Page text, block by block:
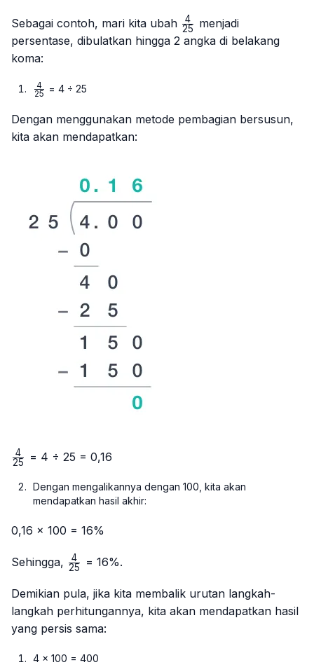
Sebagai contoh, mari kita ubah \frac{4}
{25}
25
4
menjadi
persentase, dibulatkan hingga 2 angka di belakang
koma:
\frac{4}
25
4 = 4 ÷ 25
Dengan menggunakan metode pembagian bersusun,
kita akan mendapatkan:
\frac{4}
25
4 = 4 ÷ 25 = 0,16
Dengan mengalikannya dengan 100, kita akan
mendapatkan hasil akhir:
0,16 × 100 = 16%
Sehingga, \frac{4}
25
4 = 16%.
Demikian pula, jika kita membalik urutan langkah-
langkah perhitungannya, kita akan mendapatkan hasil
yang persis sama:
4 × 100 = 400